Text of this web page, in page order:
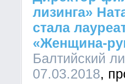
лизинга»
стала
«Женщина-
Балтийский
07.03.2018